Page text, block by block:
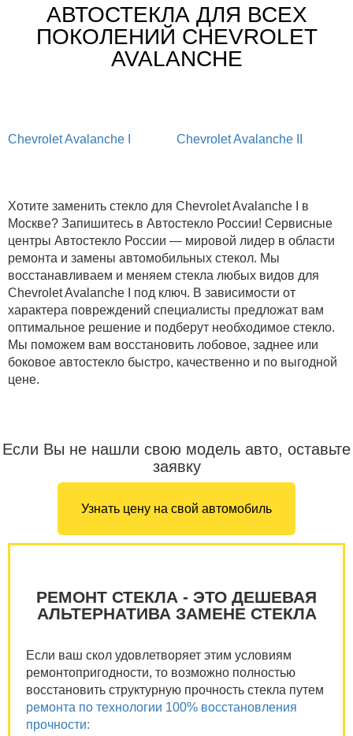
АВТОСТЕКЛА ДЛЯ ВСЕХ
ПОКОЛЕНИЙ CHEVROLET
AVALANCHE
Chevrolet Avalanche I Chevrolet Avalanche II
Хотите заменить стекло для Chevrolet Avalanche I в
Москве? Запишитесь в Автостекло России! Сервисные
центры Автостекло России — мировой лидер в области
ремонта и замены автомобильных стекол. Мы
восстанавливаем и меняем стекла любых видов для
Chevrolet Avalanche I под ключ. В зависимости от
характера повреждений специалисты предложат вам
оптимальное решение и подберут необходимое стекло.
Мы поможем вам восстановить лобовое, заднее или
боковое автостекло быстро, качественно и по выгодной
цене.
Если Вы не нашли свою модель авто, оставьте
заявку
Узнать цену на свой автомобиль
РЕМОНТ СТЕКЛА - ЭТО ДЕШЕВАЯ
АЛЬТЕРНАТИВА ЗАМЕНЕ СТЕКЛА
Если ваш скол удовлетворяет этим условиям
ремонтопригодности, то возможно полностью
восстановить структурную прочность стекла путем
ремонта по технологии 100% восстановления
прочности: